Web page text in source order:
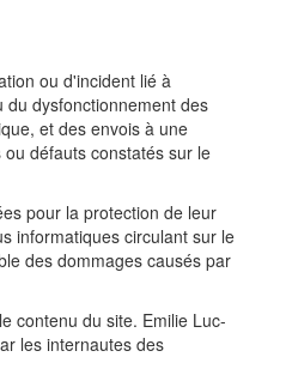
ou d'incident lié à
du dysfonctionnement des
et des envois à une
défauts constatés sur le
pour la protection de leur
informatiques circulant sur le
des dommages causés par
contenu du site. Emilie Luc-
les internautes des